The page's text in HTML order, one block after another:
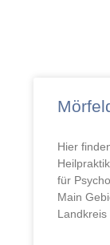
Hier
für
Main